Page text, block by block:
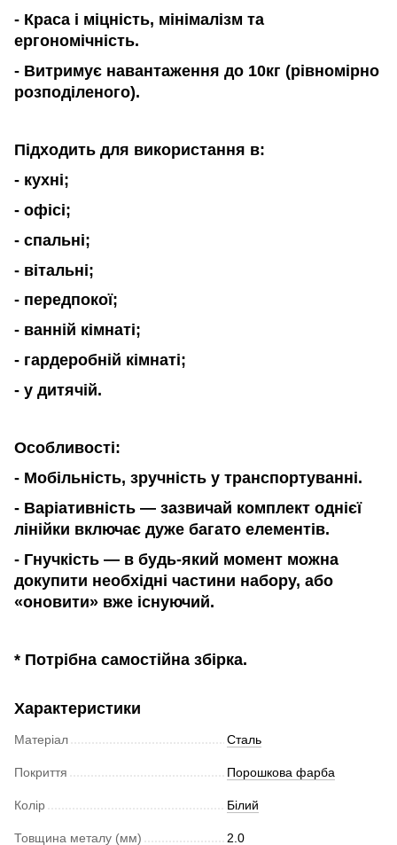
- Краса і міцність, мінімалізм та
ергономічність.
- Витримує навантаження до 10кг (рівномірно
розподіленого).
Підходить для використання в:
- кухні;
- офісі;
- спальні;
- вітальні;
- передпокої;
- ванній кімнаті;
- гардеробній кімнаті;
- у дитячій.
Особливості:
- Мобільність, зручність у транспортуванні.
- Варіативність — зазвичай комплект однієї
лінійки включає дуже багато елементів.
- Гнучкість — в будь-який момент можна
докупити необхідні частини набору, або
«оновити» вже існуючий.
* Потрібна самостійна збірка.
Характеристики
Матеріал Сталь
Покриття Порошкова фарба
Колір Білий
Товщина металу (мм) 2.0